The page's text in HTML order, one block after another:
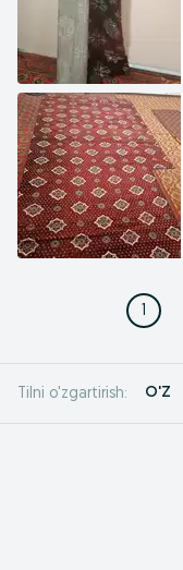
1
Tilni o'zgartirish: O'Z